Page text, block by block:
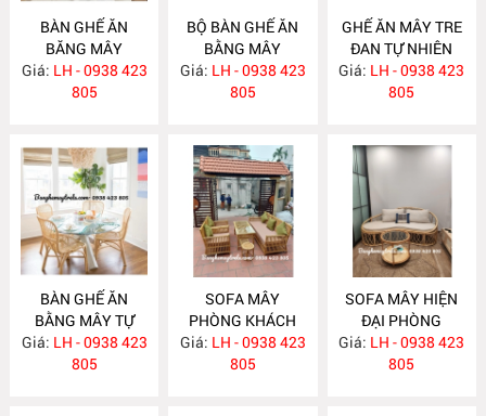
BÀN GHẾ ĂN
BĂNG MÂY
MA783
Giá: LH - 0938 423
805
BỘ BÀN GHẾ ĂN
BẰNG MÂY
MA782
Giá: LH - 0938 423
805
GHẾ ĂN MÂY TRE
ĐAN TỰ NHIÊN
MA781
Giá: LH - 0938 423
805
BÀN GHẾ ĂN
BẰNG MÂY TỰ
NHIÊN MA780
Giá: LH - 0938 423
805
SOFA MÂY
PHÒNG KHÁCH
KIỂU DÁNG ĐƠN
GIẢN MA778
Giá: LH - 0938 423
805
SOFA MÂY HIỆN
ĐẠI PHÒNG
KHÁCH MA777
Giá: LH - 0938 423
805